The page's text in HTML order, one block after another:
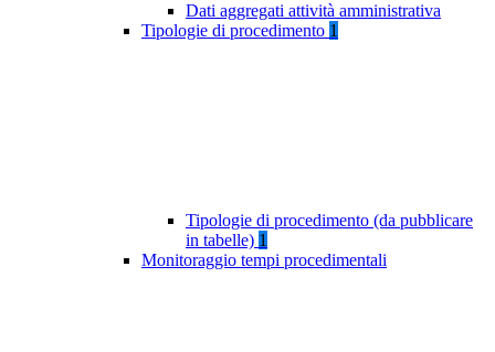
Dati aggregati attività amministrativa
Tipologie di procedimento 1
Tipologie di procedimento (da pubblicare
in tabelle) 1
Monitoraggio tempi procedimentali